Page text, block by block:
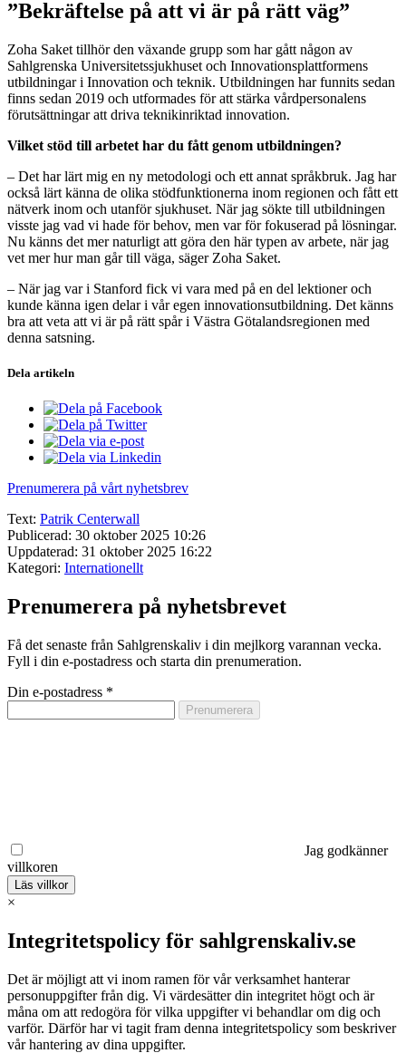
”Bekräftelse på att vi är på rätt väg”
Zoha Saket tillhör den växande grupp som har gått någon av
Sahlgrenska Universitetssjukhuset och Innovationsplattformens
utbildningar i Innovation och teknik. Utbildningen har funnits sedan
finns sedan 2019 och utformades för att stärka vårdpersonalens
förutsättningar att driva teknikinriktad innovation.
Vilket stöd till arbetet har du fått genom utbildningen?
– Det har lärt mig en ny metodologi och ett annat språkbruk. Jag har
också lärt känna de olika stödfunktionerna inom regionen och fått ett
nätverk inom och utanför sjukhuset. När jag sökte till utbildningen
visste jag vad vi hade för behov, men var för fokuserad på lösningar.
Nu känns det mer naturligt att göra den här typen av arbete, när jag
vet mer hur man går till väga, säger Zoha Saket.
– När jag var i Stanford fick vi vara med på en del lektioner och
kunde känna igen delar i vår egen innovationsutbildning. Det känns
bra att veta att vi är på rätt spår i Västra Götalandsregionen med
denna satsning.
Dela artikeln
Prenumerera på vårt nyhetsbrev
Text: Patrik Centerwall
Publicerad: 30 oktober 2025 10:26
Uppdaterad: 31 oktober 2025 16:22
Kategori: Internationellt
Prenumerera på nyhetsbrevet
Få det senaste från Sahlgrenskaliv i din mejlkorg varannan vecka.
Fyll i din e-postadress och starta din prenumeration.
Din e-postadress *
Jag godkänner
villkoren
Läs villkor
×
Integritetspolicy för sahlgrenskaliv.se
Det är möjligt att vi inom ramen för vår verksamhet hanterar
personuppgifter från dig. Vi värdesätter din integritet högt och är
måna om att redogöra för vilka uppgifter vi behandlar om dig och
varför. Därför har vi tagit fram denna integritetspolicy som beskriver
vår hantering av dina uppgifter.